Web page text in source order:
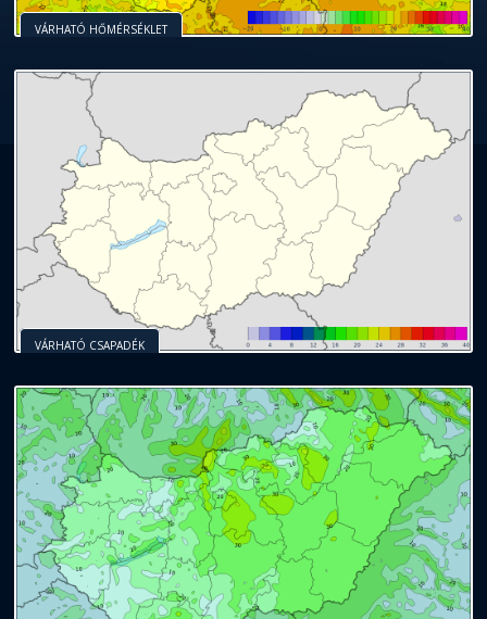
VÁRHATÓ HŐMÉRSÉKLET
VÁRHATÓ CSAPADÉK